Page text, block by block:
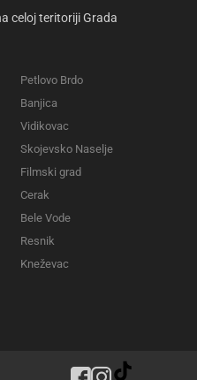
celoj teritoriji Grada
Petlovo Brdo
Banjica
Vidikovac
Skojevsko Naselje
Filmski grad
Cerak
Bele Vode
Resnik
Kneževac